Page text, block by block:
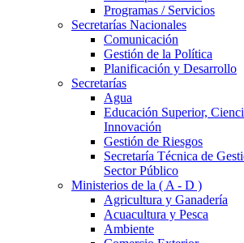
Programas / Servicios
Secretarías Nacionales
Comunicación
Gestión de la Política
Planificación y Desarrollo
Secretarías
Agua
Educación Superior,
Innovación
Gestión de Riesgos
Secretaría Técnica de
Sector Público
Ministerios de la ( A - D )
Agricultura y Ganadería
Acuacultura y Pesca
Ambiente